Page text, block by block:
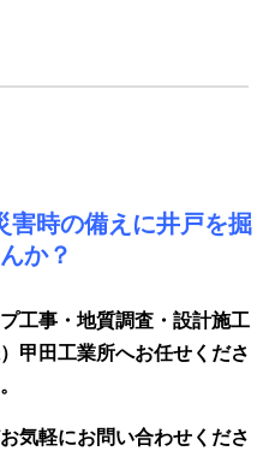
害時の備えに井戸を掘
か？
工事・地質調査・設計施工
甲田工業所へお任せくださ
気軽にお問い合わせくださ